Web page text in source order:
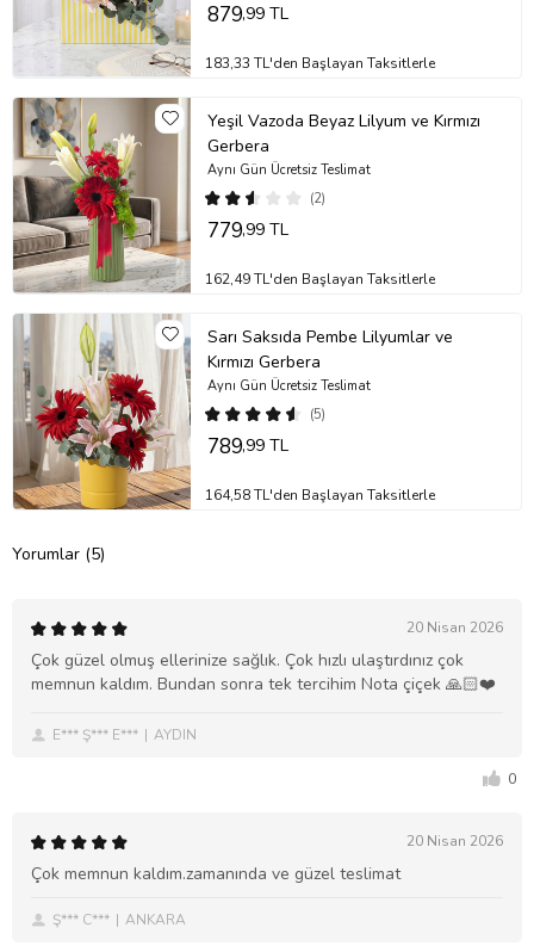
879,99 TL
183,33 TL'den Başlayan Taksitlerle
Yeşil Vazoda Beyaz Lilyum ve Kırmızı
Gerbera
(2)
Aynı Gün Ücretsiz Teslimat
779,99 TL
162,49 TL'den Başlayan Taksitlerle
Sarı Saksıda Pembe Lilyumlar ve
Kırmızı Gerbera
(5)
Aynı Gün Ücretsiz Teslimat
789,99 TL
164,58 TL'den Başlayan Taksitlerle
Yorumlar (5)
20 Nisan 2026
Çok güzel olmuş ellerinize sağlık. Çok hızlı ulaştırdınız çok
memnun kaldım. Bundan sonra tek tercihim Nota çiçek 🙏🏻❤️
E*** Ş*** E*** AYDIN
0
20 Nisan 2026
Çok memnun kaldım.zamanında ve güzel teslimat
Ş*** C*** ANKARA